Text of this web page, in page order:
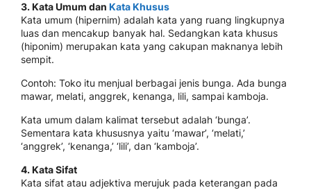
3. Kata Umum dan Kata Khusus
Kata umum (hipernim) adalah kata yang ruang lingkupnya
luas dan mencakup banyak hal. Sedangkan kata khusus
(hiponim) merupakan kata yang cakupan maknanya lebih
sempit.
Contoh: Toko itu menjual berbagai jenis bunga. Ada bunga
mawar, melati, anggrek, kenanga, lili, sampai kamboja.
Kata umum dalam kalimat tersebut adalah ‘bunga’.
Sementara kata khususnya yaitu ‘mawar’, ‘melati,’
‘anggrek’, ‘kenanga,’ ‘lili’, dan ‘kamboja’.
4. Kata Sifat
Kata sifat atau adjektiva merujuk pada keterangan pada